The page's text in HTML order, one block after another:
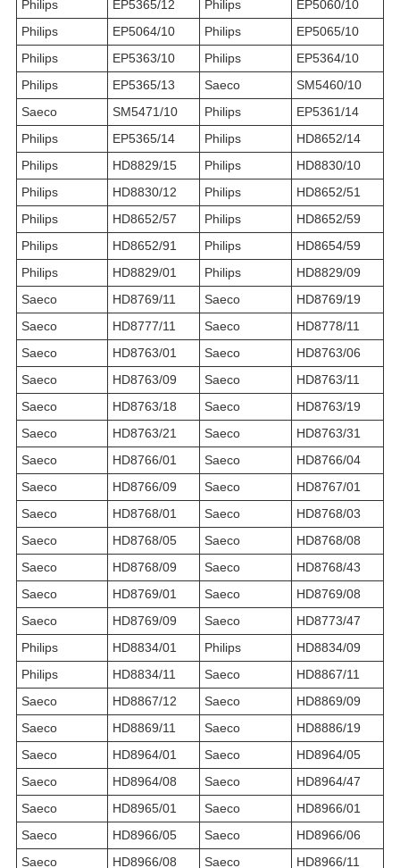
Philips EP5365/12 Philips
EP5060/10
Philips
EP5064/10 Philips
EP5065/10
Philips
EP5363/10 Philips
EP5364/10
Philips
EP5365/13 Saeco
SM5460/10
Saeco
SM5471/10 Philips
EP5361/14
Philips
EP5365/14 Philips
HD8652/14
Philips
HD8829/15 Philips
HD8830/10
Philips
HD8830/12 Philips
HD8652/51
Philips
HD8652/57 Philips
HD8652/59
Philips
HD8652/91 Philips
HD8654/59
Philips
HD8829/01 Philips
HD8829/09
Saeco
HD8769/11 Saeco
HD8769/19
Saeco
HD8777/11 Saeco
HD8778/11
Saeco
HD8763/01 Saeco
HD8763/06
Saeco
HD8763/09 Saeco
HD8763/11
Saeco
HD8763/18 Saeco
HD8763/19
Saeco
HD8763/21 Saeco
HD8763/31
Saeco
HD8766/01 Saeco
HD8766/04
Saeco
HD8766/09 Saeco
HD8767/01
Saeco
HD8768/01 Saeco
HD8768/03
Saeco
HD8768/05 Saeco
HD8768/08
Saeco
HD8768/09 Saeco
HD8768/43
Saeco
HD8769/01 Saeco
HD8769/08
Saeco
HD8769/09 Saeco
HD8773/47
Philips
HD8834/01 Philips
HD8834/09
Philips
HD8834/11 Saeco
HD8867/11
Saeco
HD8867/12 Saeco
HD8869/09
Saeco
HD8869/11 Saeco
HD8886/19
Saeco
HD8964/01 Saeco
HD8964/05
Saeco
HD8964/08 Saeco
HD8964/47
Saeco
HD8965/01 Saeco
HD8966/01
Saeco
HD8966/05 Saeco
HD8966/06
Saeco
HD8966/08 Saeco
HD8966/11